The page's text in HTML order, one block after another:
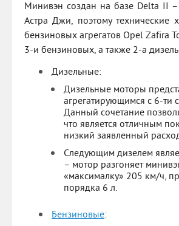
Минивэн создан на базе Delta II
Астра Джи, поэтому технические
бензиновых агрегатов Opel Zafira
3-и бензиновых, а также 2-а
Дизельные:
Дизельные моторы
агрегатирующимся с 6-ти
Данный сочетание
что является отличным
низкий заявленный
Следующим дизелем
– мотор разгоняет
«максималку» 205 км/ч,
порядка 6 л.
Бензиновые: